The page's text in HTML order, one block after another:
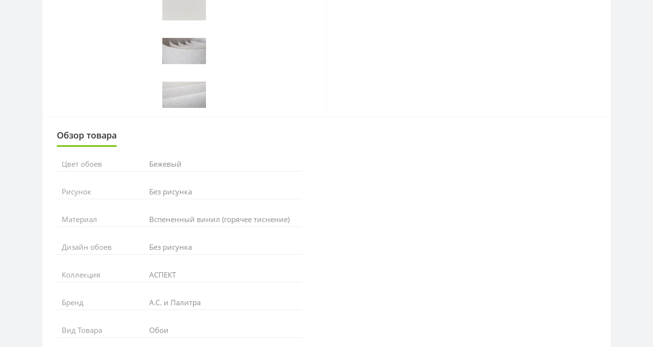
Обзор товара
Цвет обоев Бежевый
Рисунок Без рисунка
Материал Вспененный винил (горячее тиснение)
Дизайн обоев Без рисунка
Коллекция АСПЕКТ
Бренд А.С. и Палитра
Вид Товара Обои